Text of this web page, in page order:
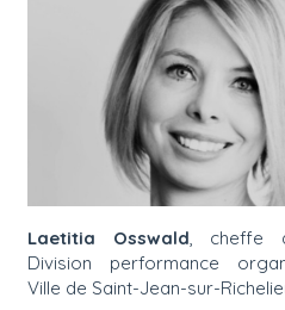
Laetitia Osswald, cheffe
Division performance
Ville de Saint-Jean-sur-